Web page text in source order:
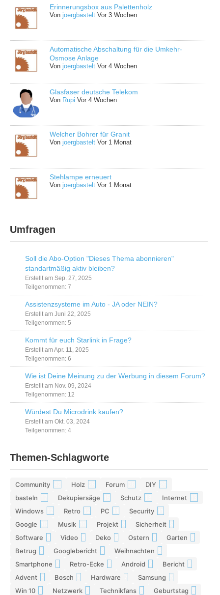
Erinnerungsbox aus Palettenholz
Vonjoergbastelt Vor 3 Wochen
Automatische Abschaltung für die Umkehr-
Osmose Anlage
Vonjoergbastelt Vor 4 Wochen
Glasfaser deutsche Telekom
Von Rupi Vor 4 Wochen
Welcher Bohrer für Granit
Vonjoergbastelt Vor 1 Monat
Stehlampe erneuert
Vonjoergbastelt Vor 1 Monat
Umfragen
Soll die Abo-Option "Dieses Thema abonnieren"
standartmäßig aktiv bleiben?
Erstellt am Sep. 27, 2025
Teilgenommen: 7
Assistenzsysteme im Auto - JA oder NEIN?
Erstellt am Juni 22, 2025
Teilgenommen: 5
Kommt für euch Starlink in Frage?
Erstellt am Apr. 11, 2025
Teilgenommen: 6
Wie ist Deine Meinung zu der Werbung in diesem Forum?
Erstellt am Nov. 09, 2024
Teilgenommen: 12
Würdest Du Microdrink kaufen?
Erstellt am Okt. 03, 2024
Teilgenommen: 4
Themen-Schlagworte
Community Holz Forum DIY
basteln Dekupiersäge Schutz Internet
Windows Retro PC Security
Google Musik Projekt Sicherheit
Software Video Deko Ostern Garten
Betrug Googlebericht Weihnachten
Smartphone Retro-Ecke Android Bericht
Advent Bosch Hardware Samsung
Win 10 Netzwerk Technikfans Geburtstag